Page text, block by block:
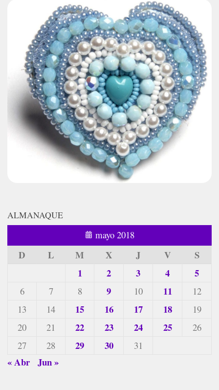
ALMANAQUE
mayo 2018
D L M X J V
S
1
2 3 4 5
6 7 8 9 10 11
12
13
14 15 16 17 18
19
20
21 22 23 24 25
26
27
28 29 30 31
« Abr Jun »